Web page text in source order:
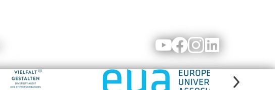
YoutubeFacebookInstagram